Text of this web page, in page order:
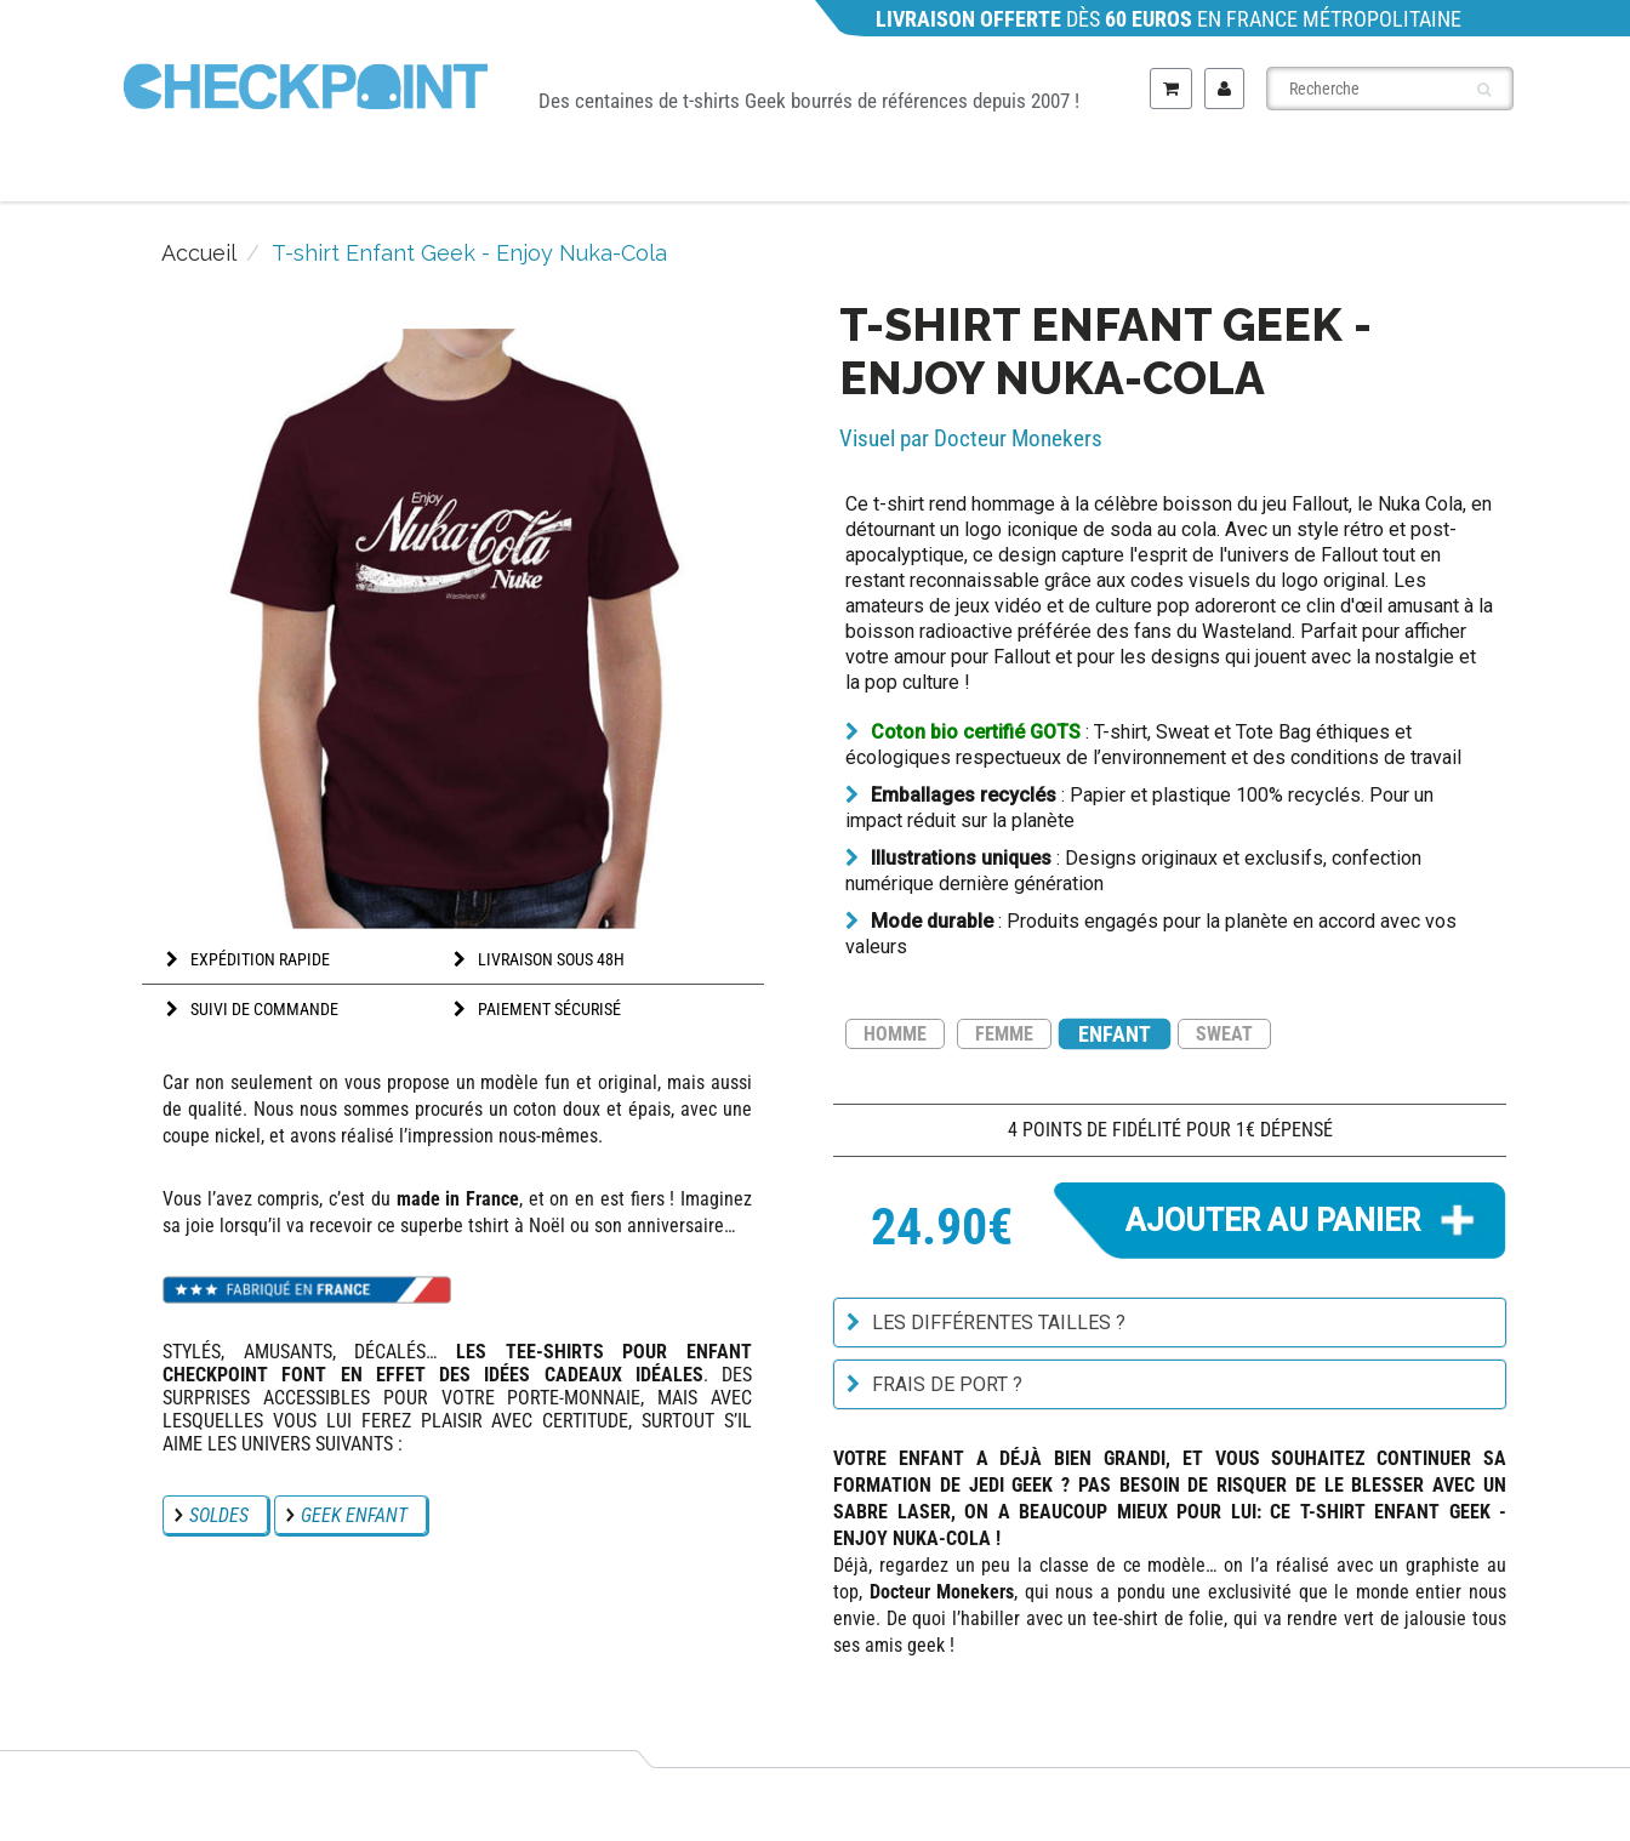
LIVRAISON OFFERTE DÈS60 EUROS EN FRANCE MÉTROPOLITAINE
Des centaines de t-shirts Geek bourrés de références depuis 2007 !
Accueil T-shirt Enfant Geek - Enjoy Nuka-Cola
EXPÉDITION RAPIDE LIVRAISON SOUS 48H
SUIVI DE COMMANDE PAIEMENT SÉCURISÉ
Car non seulement on vous propose un modèle fun et original, mais aussi
de qualité. Nous nous sommes procurés un coton doux et épais, avec une
coupe nickel, et avons réalisé l’impression nous-mêmes.
Vous l’avez compris, c’est du made in France, et on en est fiers ! Imaginez
sa joie lorsqu’il va recevoir ce superbe tshirt à Noël ou son anniversaire…
STYLÉS, AMUSANTS, DÉCALÉS…
LES TEE-SHIRTS POUR ENFANT
CHECKPOINT FONT EN EFFET DES IDÉES CADEAUX IDÉALES. DES
SURPRISES ACCESSIBLES POUR VOTRE PORTE-MONNAIE, MAIS AVEC
LESQUELLES VOUS LUI FEREZ PLAISIR AVEC CERTITUDE, SURTOUT S’IL
AIME LES UNIVERS SUIVANTS :
SOLDES GEEK ENFANT
T-SHIRT ENFANT GEEK -
ENJOY NUKA-COLA
Visuel par Docteur Monekers
Ce t-shirt rend hommage à la célèbre boisson du jeu Fallout, le Nuka Cola, en
détournant un logo iconique de soda au cola. Avec un style rétro et post-
apocalyptique, ce design capture l'esprit de l'univers de Fallout tout en
restant reconnaissable grâce aux codes visuels du logo original. Les
amateurs de jeux vidéo et de culture pop adoreront ce clin d'œil amusant à la
boisson radioactive préférée des fans du Wasteland. Parfait pour afficher
votre amour pour Fallout et pour les designs qui jouent avec la nostalgie et
la pop culture !
Coton bio certifié GOTS : T-shirt, Sweat et Tote Bag éthiques et
écologiques respectueux de l’environnement et des conditions de travail
Emballages recyclés : Papier et plastique 100% recyclés. Pour un
impact réduit sur la planète
Illustrations uniques : Designs originaux et exclusifs, confection
numérique dernière génération
Mode durable: Produits engagés pour la planète en accord avec vos
valeurs
HOMME FEMME ENFANT SWEAT
4 POINTS DE FIDÉLITÉ POUR 1€ DÉPENSÉ
24.90€
LES DIFFÉRENTES TAILLES ?
FRAIS DE PORT ?
VOTRE ENFANT A DÉJÀ BIEN GRANDI, ET VOUS SOUHAITEZ CONTINUER SA
FORMATION DE JEDI GEEK ? PAS BESOIN DE RISQUER DE LE BLESSER AVEC UN
SABRE LASER, ON A BEAUCOUP MIEUX POUR LUI: CE T-SHIRT ENFANT GEEK -
ENJOY NUKA-COLA !
Déjà, regardez un peu la classe de ce modèle… on l’a réalisé avec un graphiste au
top, Docteur Monekers, qui nous a pondu une exclusivité que le monde entier nous
envie. De quoi l’habiller avec un tee-shirt de folie, qui va rendre vert de jalousie tous
ses amis geek !